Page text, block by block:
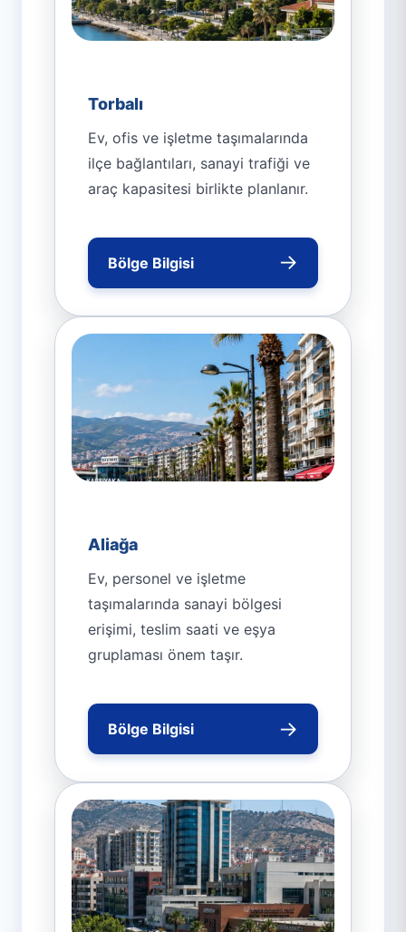
Torbalı
Ev, ofis ve işletme taşımalarında
ilçe bağlantıları, sanayi trafiği ve
araç kapasitesi birlikte planlanır.
Bölge Bilgisi →
Aliağa
Ev, personel ve işletme
taşımalarında sanayi bölgesi
erişimi, teslim saati ve eşya
gruplaması önem taşır.
Bölge Bilgisi →